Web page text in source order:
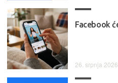
Facebook
26. srpnja 2026.